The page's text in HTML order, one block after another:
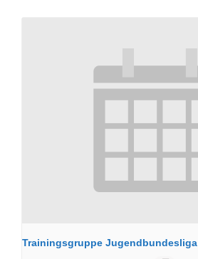
Trainingsgruppe Jugendbundesliga